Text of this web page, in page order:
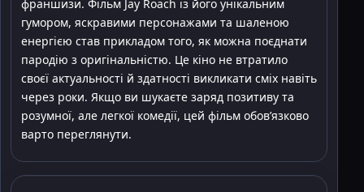
франшизи. Фільм Jay Roach із його унікальним
гумором, яскравими персонажами та шаленою
енергією став прикладом того, як можна поєднати
пародію з оригінальністю. Це кіно не втратило
своєї актуальності й здатності викликати сміх навіть
через роки. Якщо ви шукаєте заряд позитиву та
розумної, але легкої комедії, цей фільм обов’язково
варто переглянути.